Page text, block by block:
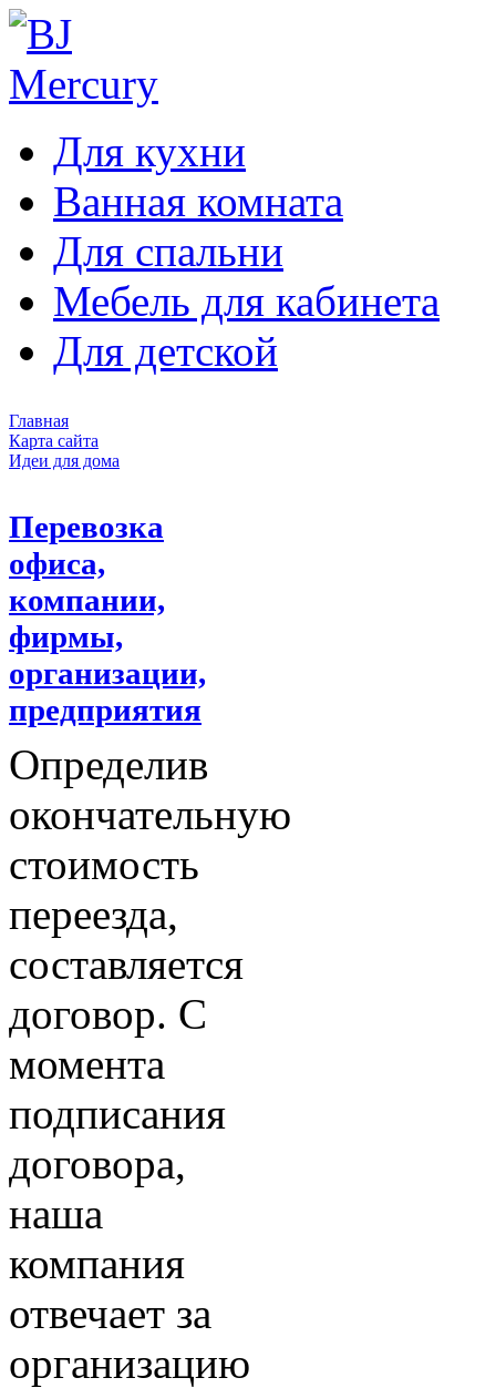
Для кухни
Ванная комната
Для спальни
Мебель для кабинета
Для детской
Главная
Карта сайта
Идеи для дома
Перевозка
офиса,
компании,
фирмы,
организации,
предприятия
Определив
окончательную
стоимость
переезда,
составляется
договор. С
момента
подписания
договора,
наша
компания
отвечает за
организацию